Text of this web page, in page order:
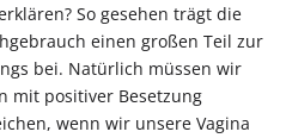
So gesehen trägt die
einen großen Teil zur
bei. Natürlich müssen wir
mit positiver Besetzung
wenn wir unsere Vagina